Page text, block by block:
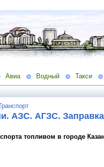
Авиа Водный Такси
АЗС. АГЗС.
топливом в городе